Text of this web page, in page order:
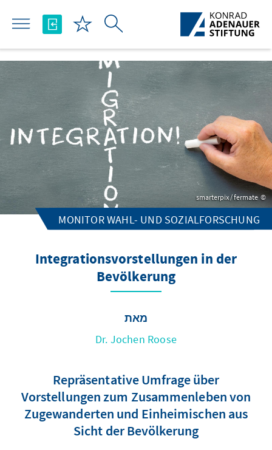
Skip to Main Content
smarterpix / fermate
MONITOR WAHL- UND SOZIALFORSCHUNG
Integrationsvorstellungen in der
Bevölkerung
מאת
Dr. Jochen Roose
Repräsentative Umfrage über
Vorstellungen zum Zusammenleben von
Zugewanderten und Einheimischen aus
Sicht der Bevölkerung